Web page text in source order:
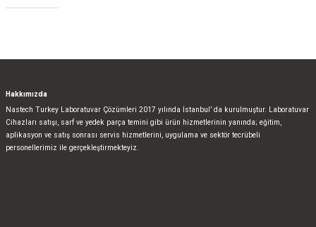
Hakkımızda
Nastech Turkey Laboratuvar Çözümleri 2017 yılında İstanbul’ da kurulmuştur. Laboratuvar
Cihazları satışı, sarf ve yedek parça temini gibi ürün hizmetlerinin yanında; eğitim,
aplikasyon ve satış sonrası servis hizmetlerini, uygulama ve sektör tecrübeli
personellerimiz ile gerçekleştirmekteyiz.